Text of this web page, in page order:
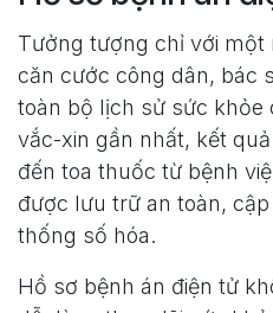
Tưởng tượng chỉ với
căn cước công dân, bác
toàn bộ lịch sử sức khỏe
vắc-xin gần nhất, kết
đến toa thuốc từ bệnh
được lưu trữ an toàn,
thống số hóa.
Hồ sơ bệnh án điện tử